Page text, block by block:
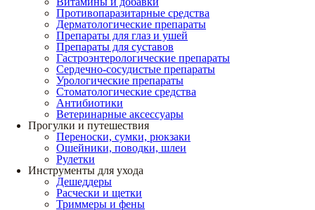
Противопаразитарные средства
Дерматологические препараты
Препараты для глаз и ушей
Препараты для суставов
Гастроэнтерологические препараты
Сердечно-сосудистые препараты
Урологические препараты
Стоматологические средства
Антибиотики
Ветеринарные аксессуары
Прогулки и путешествия
Переноски, сумки, рюкзаки
Ошейники, поводки, шлеи
Рулетки
Инструменты для ухода
Дешеддеры
Расчески и щетки
Триммеры и фены